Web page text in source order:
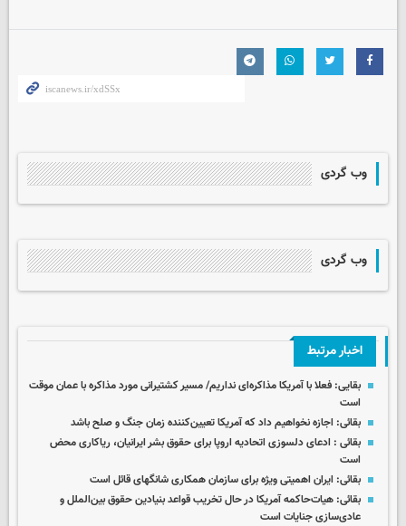
وب گردی
وب گردی
اخبار مرتبط
بقایی: فعلا با آمریکا مذاکره‌ای نداریم/ مسیر کشتیرانی مورد مذاکره با عمان موقت
است
بقائی: اجازه نخواهیم داد که آمریکا تعیین‌کننده زمان جنگ و صلح باشد
بقائی : ادعای دلسوزی اتحادیه اروپا برای حقوق بشر ایرانیان، ریاکاری محض
است
بقائی: ایران اهمیتی ویژه برای سازمان همکاری شانگهای قائل است
بقائی: هیات‌حاکمه آمریکا در حال تخریب قواعد بنیادین حقوق بین‌الملل و
عادی‌سازی جنایات است